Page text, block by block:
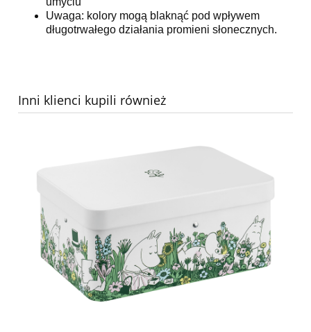
Uwaga: kolory mogą blaknąć pod wpływem
długotrwałego działania promieni słonecznych.
Inni klienci kupili również